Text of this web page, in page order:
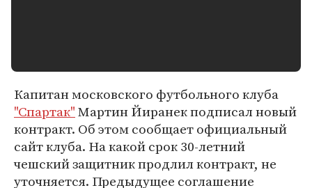
Капитан московского футбольного клуба
"Спартак"Мартин Йиранек подписал новый
контракт. Об этом сообщает официальный
сайт клуба. На какой срок 30-летний
чешский защитник продлил контракт, не
уточняется. Предыдущее соглашение